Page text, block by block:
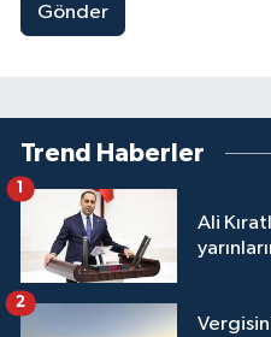
Gönder
Trend Haberler
Ali
1
2